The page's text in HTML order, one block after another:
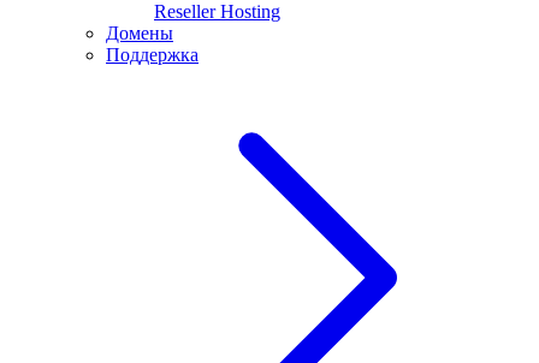
Reseller Hosting
Домены
Поддержка